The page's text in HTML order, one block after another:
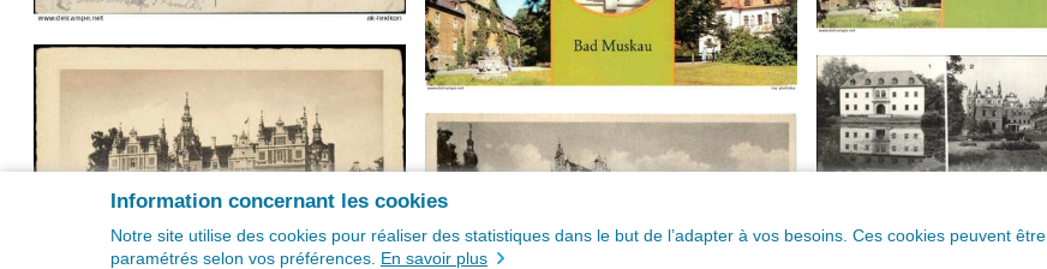
Information concernant les cookies
Notre site utilise des cookies pour réaliser des statistiques dans le but de l’adapter à vos besoins. Ces cookies peuvent être
paramétrés selon vos préférences. En savoir plus